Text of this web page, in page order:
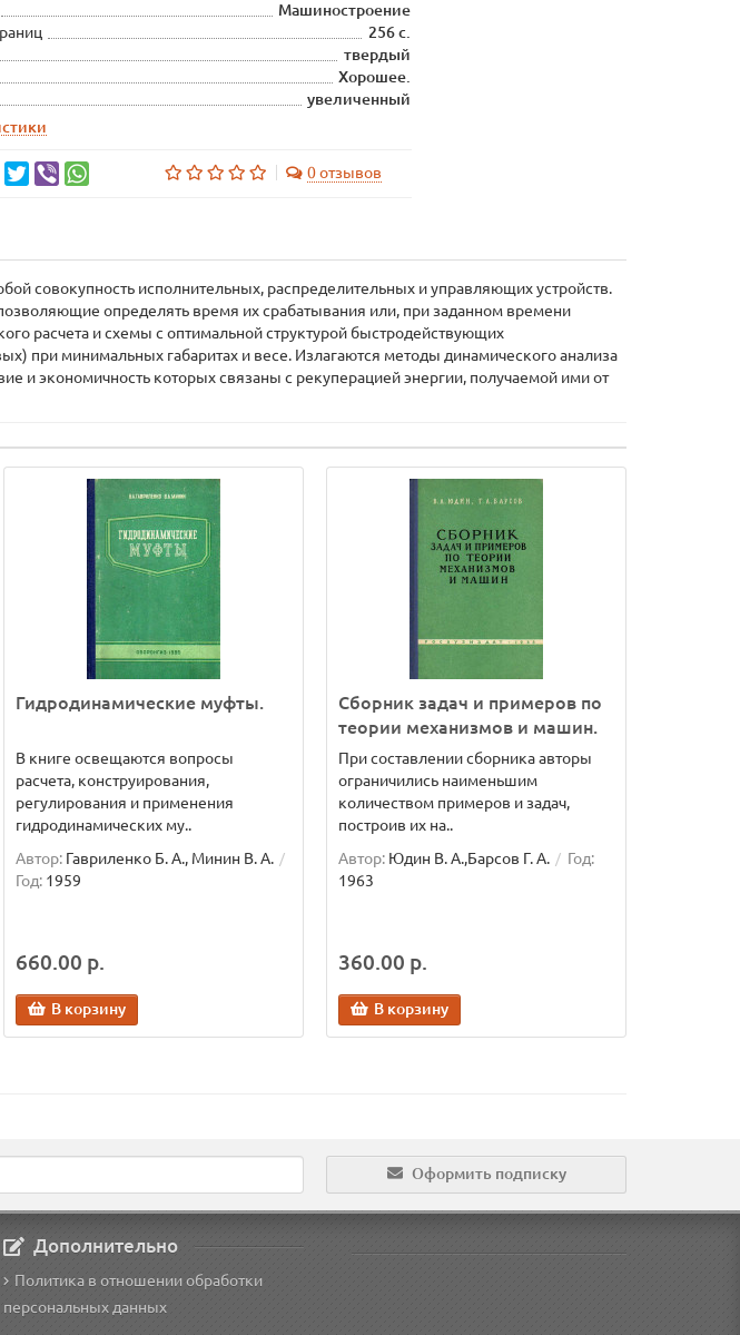
Машиностроение
256 с.
твердый
Хорошее.
увеличенный
0 отзывов
совокупность исполнительных, распределительных и управляющих устройств.
определять время их срабатывания или, при заданном времени
расчета и схемы с оптимальной структурой быстродействующих
при минимальных габаритах и весе. Излагаются методы динамического анализа
и экономичность которых связаны с рекуперацией энергии, получаемой ими от
Гидродинамические муфты.
В книге освещаются вопросы
расчета, конструирования,
регулирования и применения
гидродинамических му..
Автор: Гавриленко Б. А., Минин В. А.
Год: 1959
660.00 р.
В корзину
Сборник задач и примеров по
теории механизмов и машин.
При составлении сборника авторы
ограничились наименьшим
количеством примеров и задач,
построив их на..
Автор: Юдин В. А.,Барсов Г. А.
Год:
1963
360.00 р.
В корзину
Оформить подписку
Дополнительно
Политика в отношении обработки
персональных данных